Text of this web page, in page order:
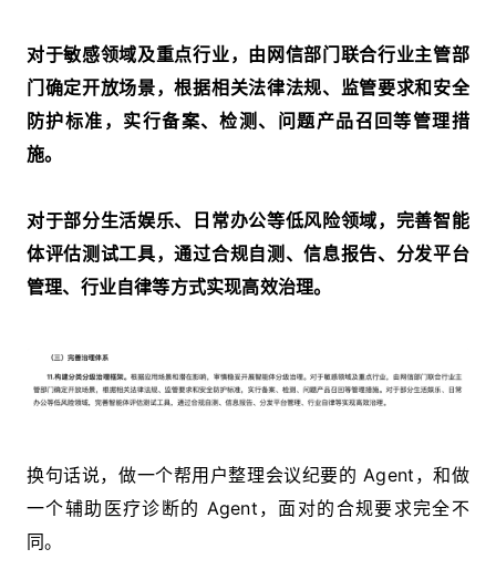
对于敏感领域及重点行业，由网信部门联合行业主管部
门确定开放场景，根据相关法律法规、监管要求和安全
防护标准，实行备案、检测、问题产品召回等管理措
施。
对于部分生活娱乐、日常办公等低风险领域，完善智能
体评估测试工具，通过合规自测、信息报告、分发平台
管理、行业自律等方式实现高效治理。
换句话说，做一个帮用户整理会议纪要的 Agent，和做
一个辅助医疗诊断的 Agent，面对的合规要求完全不
同。